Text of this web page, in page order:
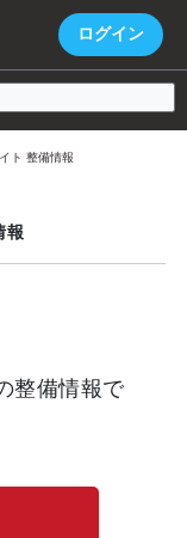
ログイン
ト 整備情報
報
整備情報で